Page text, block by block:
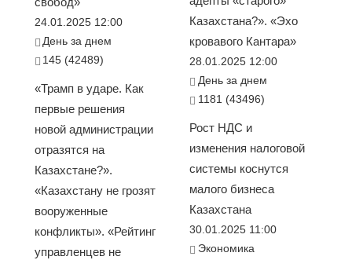
24.01.2025 12:00
День за днем
145 (42489)
«Трамп в ударе. Как
первые решения
новой администрации
отразятся на
Казахстане?».
«Казахстану не грозят
вооруженные
конфликты». «Рейтинг
управленцев не
Казахстана?». «Эхо
кровавого Кантара»
28.01.2025 12:00
День за днем
1181 (43496)
Рост НДС и
изменения налоговой
системы коснутся
малого бизнеса
Казахстана
30.01.2025 11:00
Экономика